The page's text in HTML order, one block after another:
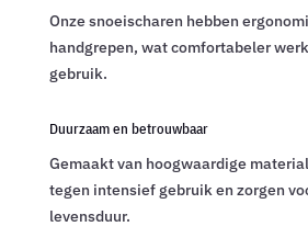
Onze snoeischaren hebben
handgrepen, wat comfortabeler
gebruik.
Duurzaam en betrouwbaar
Gemaakt van hoogwaardige
tegen intensief gebruik en zorgen
levensduur.